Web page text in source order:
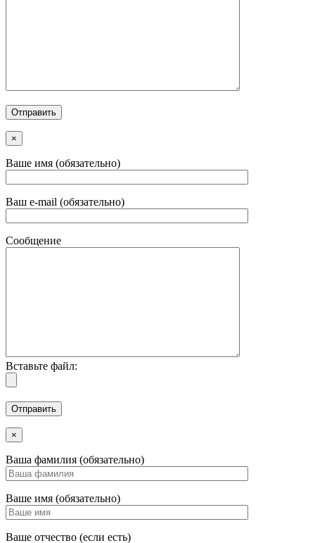
×
Ваше имя (обязательно)
Ваш e-mail (обязательно)
Сообщение
Вставьте файл:
×
Ваша фамилия (обязательно)
Ваше имя (обязательно)
Ваше отчество (если есть)